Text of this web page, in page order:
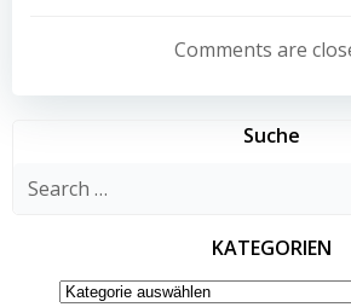
navigation
Comments are
Suche
Search
KATEGORIEN
KATEGORIEN